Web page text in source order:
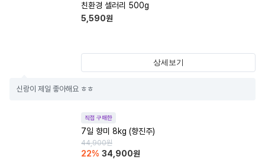
친환경 셀러리 500g
5,590원
상세보기
신랑이 제일 좋아해요 ㅎㅎ
직접 구매한
7일 향미 8kg (향진주)
44,900원
22% 34,900원